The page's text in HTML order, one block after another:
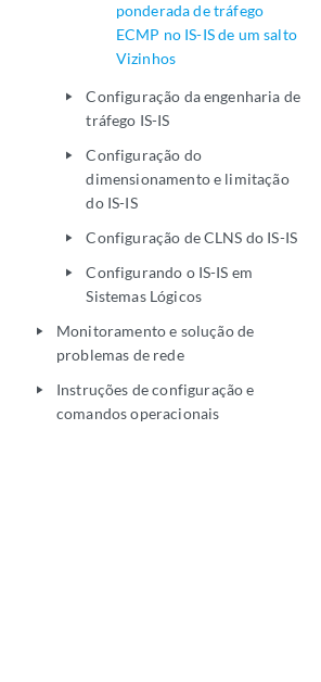
ponderada de tráfego
ECMP no IS-IS de um salto
Vizinhos
play_arrow
Configuração da engenharia de
tráfego IS-IS
play_arrow
Configuração do
dimensionamento e limitação
do IS-IS
play_arrow Configuração de CLNS do IS-IS
play_arrow
Configurando o IS-IS em
Sistemas Lógicos
play_arrow
Monitoramento e solução de
problemas de rede
play_arrow
Instruções de configuração e
comandos operacionais